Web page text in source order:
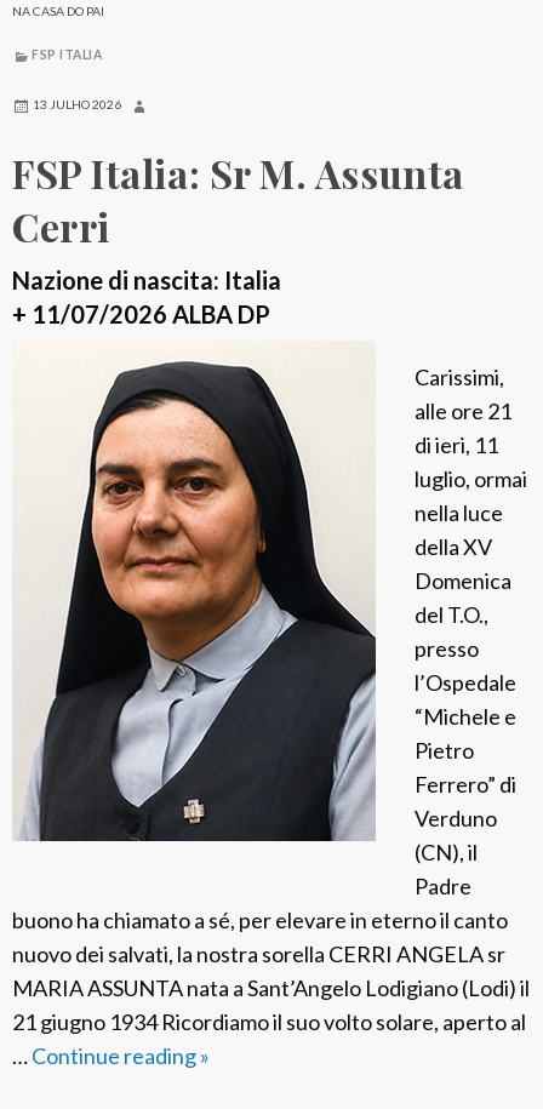
NA CASA DO PAI
FSP ITALIA
13 JULHO 2026
FSP Italia: Sr M. Assunta
Cerri
Nazione di nascita: Italia
+ 11/07/2026 ALBA DP
Carissimi,
alle ore 21
di ieri, 11
luglio, ormai
nella luce
della XV
Domenica
del T.O.,
presso
l’Ospedale
“Michele e
Pietro
Ferrero” di
Verduno
(CN), il
Padre
buono ha chiamato a sé, per elevare in eterno il canto
nuovo dei salvati, la nostra sorella CERRI ANGELA sr
MARIA ASSUNTA nata a Sant’Angelo Lodigiano (Lodi) il
21 giugno 1934 Ricordiamo il suo volto solare, aperto al
…Continue readingF
»